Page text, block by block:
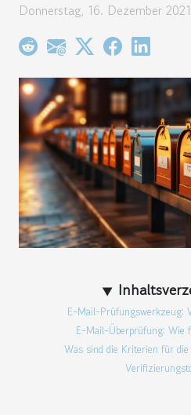
Donnerstag, 16. Dezember
E-Mail-Prüfungswerkzeug:
E-Mail-Überprüfung: Wie
Was sind die Kriterien für